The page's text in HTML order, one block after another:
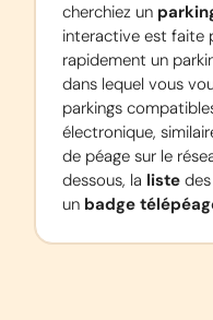
cherchiez un
interactive est faite
rapidement un
dans lequel vous
parkings
électronique,
de péage sur le
dessous, la liste des
un badge